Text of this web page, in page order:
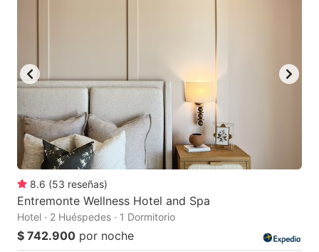
8.6 (53 reseñas)
Entremonte Wellness Hotel and Spa
Hotel · 2 Huéspedes · 1 Dormitorio
$ 742.900 por noche